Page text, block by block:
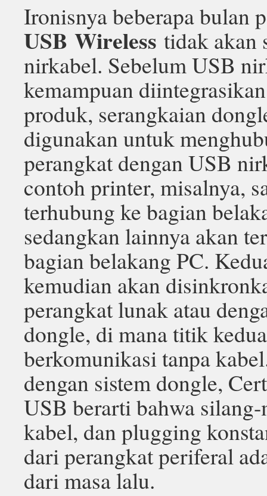
Ironisnya beberapa bulan
USB Wireless tidak akan
nirkabel. Sebelum USB
kemampuan
produk, serangkaian
digunakan untuk
perangkat dengan USB
contoh printer, misalnya,
terhubung ke bagian
sedangkan lainnya akan
bagian belakang PC.
kemudian akan
perangkat lunak atau
dongle, di mana titik
berkomunikasi tanpa
dengan sistem dongle,
USB berarti bahwa
kabel, dan plugging
dari perangkat periferal
dari masa lalu.